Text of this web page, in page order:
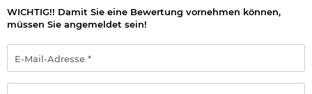
WICHTIG!! Damit Sie eine Bewertung vornehmen können,
müssen Sie angemeldet sein!
Mail-
Adresse
*